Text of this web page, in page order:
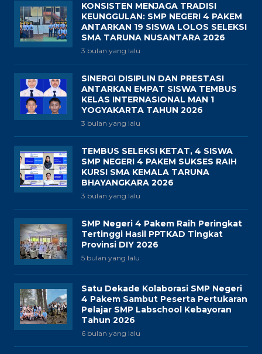
KONSISTEN MENJAGA TRADISI
KEUNGGULAN: SMP NEGERI 4 PAKEM
ANTARKAN 19 SISWA LOLOS SELEKSI
SMA TARUNA NUSANTARA 2026
3 bulan yang lalu
SINERGI DISIPLIN DAN PRESTASI
ANTARKAN EMPAT SISWA TEMBUS
KELAS INTERNASIONAL MAN 1
YOGYAKARTA TAHUN 2026
3 bulan yang lalu
TEMBUS SELEKSI KETAT, 4 SISWA
SMP NEGERI 4 PAKEM SUKSES RAIH
KURSI SMA KEMALA TARUNA
BHAYANGKARA 2026
3 bulan yang lalu
SMP Negeri 4 Pakem Raih Peringkat
Tertinggi Hasil PPTKAD Tingkat
Provinsi DIY 2026
5 bulan yang lalu
Satu Dekade Kolaborasi SMP Negeri
4 Pakem Sambut Peserta Pertukaran
Pelajar SMP Labschool Kebayoran
Tahun 2026
6 bulan yang lalu